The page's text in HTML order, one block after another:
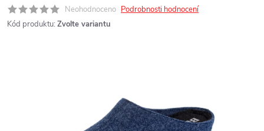
Neohodnoceno Podrobnosti hodnocení
Kód produktu: Zvolte variantu